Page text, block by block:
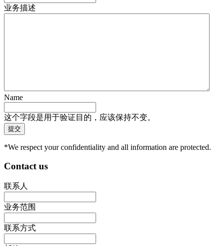
业务描述
Name
这个字段是用于验证目的，应该保持不变。
*We respect your confidentiality and all information are protected.
Contact us
联系人
业务范围
联系方式